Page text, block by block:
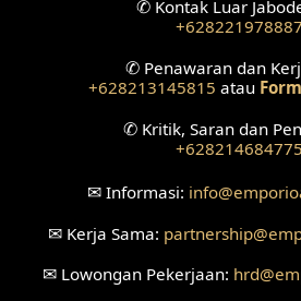
Desain Ruang Perawatan
Desain Ruang Konsultasi
Desain Ruang
Desain Eksterior Klinik
Desain Mushola
✆Kontak Luar
✆ Penawaran dan
+628213145815 atau
✆ Kritik, Saran dan
✉Informasi: info
✉ Kerja Sama: partnership
✉Lowongan Pekerjaan: hrd